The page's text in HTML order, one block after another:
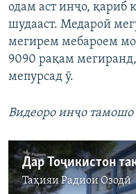
одам аст инҷо, қариб
шудааст. Медароӣ
мегирем мебароем
9090 рақам
мепурсад ӯ.
Видеоро инҷо тамошо
ТаҳияиРадиои Озодӣ